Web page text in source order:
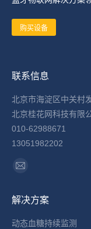
购买设备
联系信息
北京市海淀区中关村
北京桂花网科技有限
010-62988671
13051982202
找到我们：
opens
in
解决方案
动态血糖持续监测